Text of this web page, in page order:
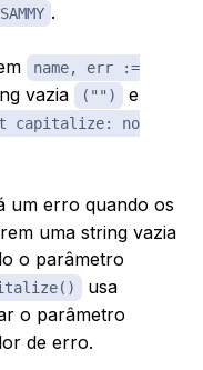
.
name, err :=
vazia ("")
e
capitalize: no
um erro quando os
uma string vazia
o parâmetro
usa
o parâmetro
de erro.